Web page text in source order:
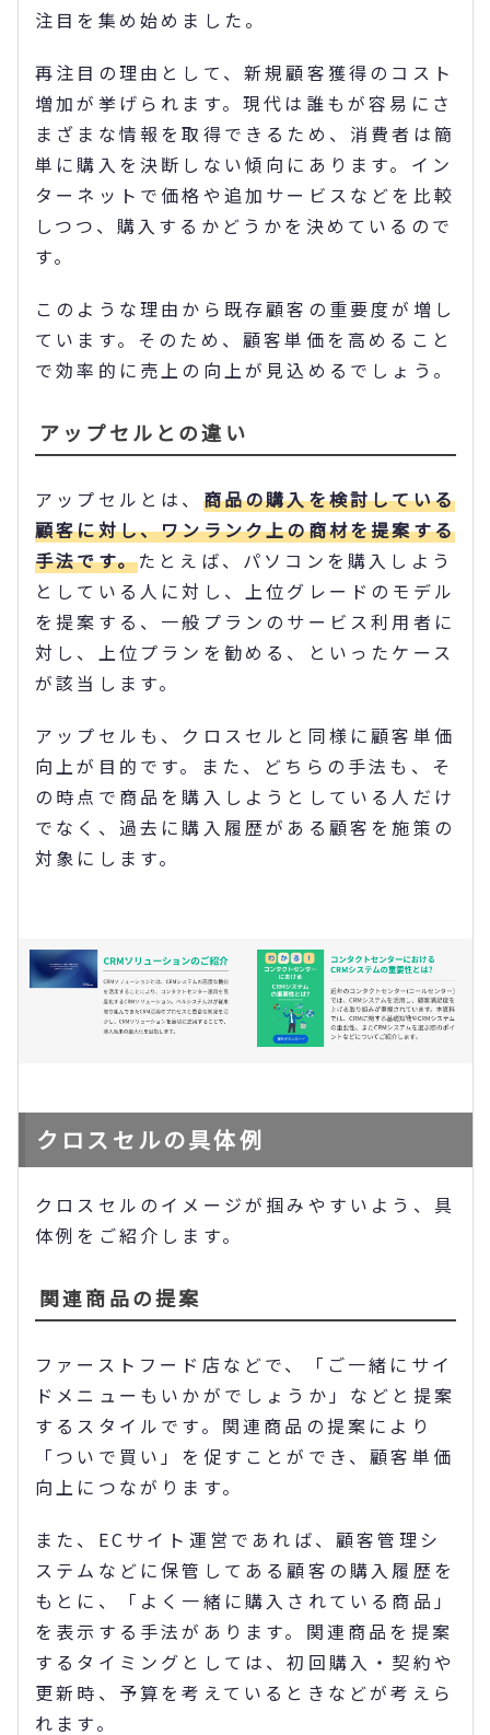
注目を集め始めました。
再注目の理由として、新規顧客獲得のコスト
増加が挙げられます。現代は誰もが容易にさ
まざまな情報を取得できるため、消費者は簡
単に購入を決断しない傾向にあります。イン
ターネットで価格や追加サービスなどを比較
しつつ、購入するかどうかを決めているので
す。
このような理由から既存顧客の重要度が増し
ています。そのため、顧客単価を高めること
で効率的に売上の向上が見込めるでしょう。
アップセルとの違い
アップセルとは、 商品の購入を検討している
顧客に対し、ワンランク上の商材を提案する
手法です。たとえば、パソコンを購入しよう
としている人に対し、上位グレードのモデル
を提案する、一般プランのサービス利用者に
対し、上位プランを勧める、といったケース
が該当します。
アップセルも、クロスセルと同様に顧客単価
向上が目的です。また、どちらの手法も、そ
の時点で商品を購入しようとしている人だけ
でなく、過去に購入履歴がある顧客を施策の
対象にします。
クロスセルの具体例
クロスセルのイメージが掴みやすいよう、具
体例をご紹介します。
関連商品の提案
ファーストフード店などで、「ご一緒にサイ
ドメニューもいかがでしょうか」などと提案
するスタイルです。関連商品の提案により
「ついで買い」を促すことができ、顧客単価
向上につながります。
また、ECサイト運営であれば、顧客管理シ
ステムなどに保管してある顧客の購入履歴を
もとに、「よく一緒に購入されている商品」
を表示する手法があります。関連商品を提案
するタイミングとしては、初回購入・契約や
更新時、予算を考えているときなどが考えら
れます。